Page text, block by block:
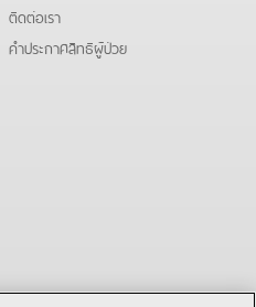
ติดต่อเรา
คําประกาศสิทธิผู้ป่วย